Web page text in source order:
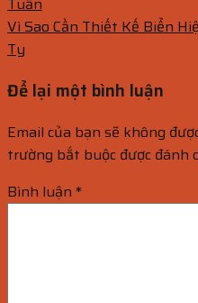
Vì Sao Cần Thiết Kế Biển
Ty
Để lại một bình luận
Email của bạn sẽ không
trường bắt buộc được đánh
Bình luận *